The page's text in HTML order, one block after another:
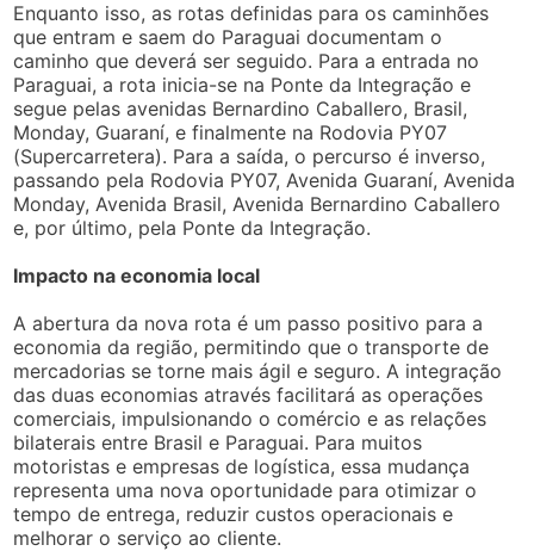
Enquanto isso, as rotas definidas para os caminhões
que entram e saem do Paraguai documentam o
caminho que deverá ser seguido. Para a entrada no
Paraguai, a rota inicia-se na Ponte da Integração e
segue pelas avenidas Bernardino Caballero, Brasil,
Monday, Guaraní, e finalmente na Rodovia PY07
(Supercarretera). Para a saída, o percurso é inverso,
passando pela Rodovia PY07, Avenida Guaraní, Avenida
Monday, Avenida Brasil, Avenida Bernardino Caballero
e, por último, pela Ponte da Integração.
Impacto na economia local
A abertura da nova rota é um passo positivo para a
economia da região, permitindo que o transporte de
mercadorias se torne mais ágil e seguro. A integração
das duas economias através facilitará as operações
comerciais, impulsionando o comércio e as relações
bilaterais entre Brasil e Paraguai. Para muitos
motoristas e empresas de logística, essa mudança
representa uma nova oportunidade para otimizar o
tempo de entrega, reduzir custos operacionais e
melhorar o serviço ao cliente.